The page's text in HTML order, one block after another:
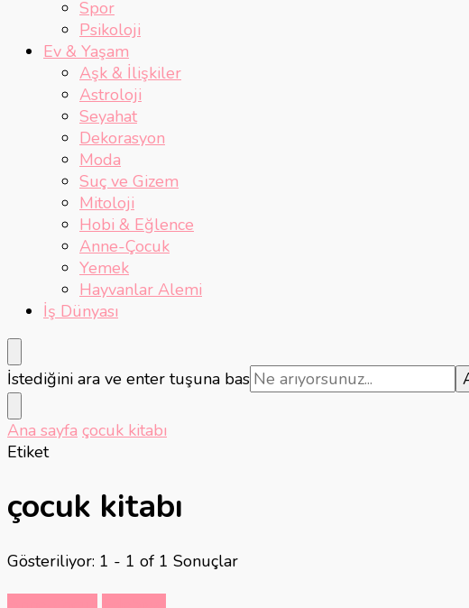
Spor
Psikoloji
Ev & Yaşam
Aşk & İlişkiler
Astroloji
Seyahat
Dekorasyon
Moda
Suç ve Gizem
Mitoloji
Hobi & Eğlence
Anne-Çocuk
Yemek
Hayvanlar Alemi
İş Dünyası
Bir
şey
mi
arıyorsunuz?
İstediğini ara ve enter tuşuna bas
Ana sayfa çocuk kitabı
Etiket
çocuk kitabı
Gösteriliyor: 1 - 1 of 1 Sonuçlar